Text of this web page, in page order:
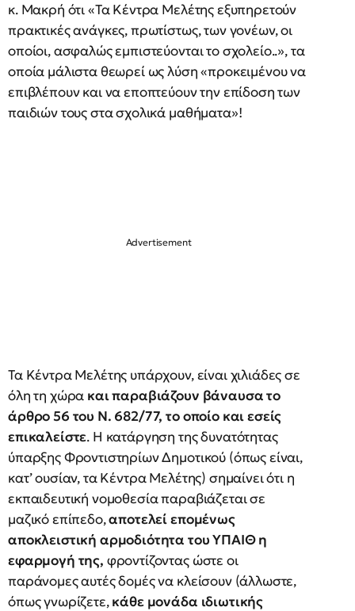
κ. Μακρή ότι «Τα Κέντρα Μελέτης εξυπηρετούν
πρακτικές ανάγκες, πρωτίστως, των γονέων, οι
οποίοι, ασφαλώς εμπιστεύονται το σχολείο..», τα
οποία μάλιστα θεωρεί ως λύση «προκειμένου να
επιβλέπουν και να εποπτεύουν την επίδοση των
παιδιών τους στα σχολικά μαθήματα»!
Τα Κέντρα Μελέτης υπάρχουν, είναι χιλιάδες σε
όλη τη χώρα και παραβιάζουν βάναυσα το
άρθρο 56 του Ν. 682/77, τoοποίoκαι εσείς
επικαλείστε. Η κατάργηση της δυνατότητας
ύπαρξης Φροντιστηρίων Δημοτικού (όπως είναι,
κατ’ ουσίαν, τα Κέντρα Μελέτης) σημαίνει ότι η
εκπαιδευτική νομοθεσία παραβιάζεται σε
μαζικό επίπεδο,αποτελεί επομένως
αποκλειστική αρμοδιότητα του ΥΠΑΙΘ η
εφαρμογή της, φροντίζοντας ώστε οι
παράνομες αυτές δομές να κλείσουν (άλλωστε,
όπως γνωρίζετε,κάθε μονάδα ιδιωτικής